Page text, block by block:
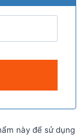
này để sử dụng